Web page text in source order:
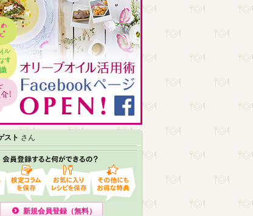
スト さん
新規会員登録（無料）